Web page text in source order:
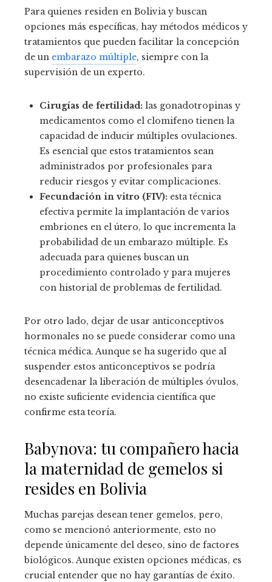
Para quienes residen en Bolivia y buscan
opciones más específicas, hay métodos médicos y
tratamientos que pueden facilitar la concepción
de un embarazo múltiple, siempre con la
supervisión de un experto.
Cirugías de fertilidad: las gonadotropinas y
medicamentos como el clomifeno tienen la
capacidad de inducir múltiples ovulaciones.
Es esencial que estos tratamientos sean
administrados por profesionales para
reducir riesgos y evitar complicaciones.
Fecundación in vitro (FIV): esta técnica
efectiva permite la implantación de varios
embriones en el útero, lo que incrementa la
probabilidad de un embarazo múltiple. Es
adecuada para quienes buscan un
procedimiento controlado y para mujeres
con historial de problemas de fertilidad.
Por otro lado, dejar de usar anticonceptivos
hormonales no se puede considerar como una
técnica médica. Aunque se ha sugerido que al
suspender estos anticonceptivos se podría
desencadenar la liberación de múltiples óvulos,
no existe suficiente evidencia científica que
confirme esta teoría.
Babynova: tu compañero hacia
la maternidad de gemelos si
resides en Bolivia
Muchas parejas desean tener gemelos, pero,
como se mencionó anteriormente, esto no
depende únicamente del deseo, sino de factores
biológicos. Aunque existen opciones médicas, es
crucial entender que no hay garantías de éxito.